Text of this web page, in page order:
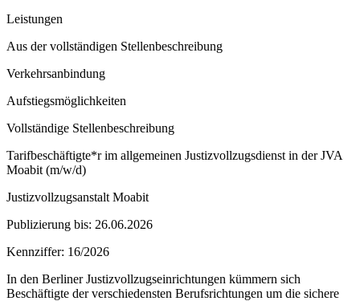
Leistungen
Aus der vollständigen Stellenbeschreibung
Verkehrsanbindung
Aufstiegsmöglichkeiten
Vollständige Stellenbeschreibung
Tarifbeschäftigte*r im allgemeinen Justizvollzugsdienst in der JVA
Moabit (m/w/d)
Justizvollzugsanstalt Moabit
Publizierung bis: 26.06.2026
Kennziffer: 16/2026
In den Berliner Justizvollzugseinrichtungen kümmern sich
Beschäftigte der verschiedensten Berufsrichtungen um die sichere